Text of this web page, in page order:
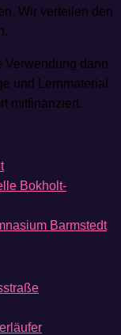
Wir verteilen den
Verwendung dann
und Lernmaterial
mitfinanziert.
Bokholt-
Barmstedt